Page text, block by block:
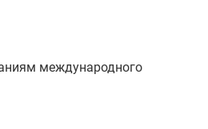
международного